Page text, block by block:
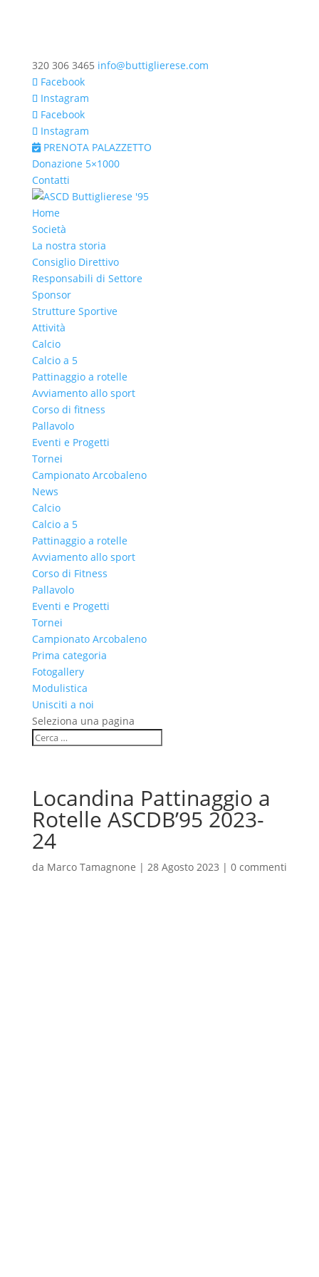
320 306 3465 info@buttiglierese.com
Facebook
Instagram
Facebook
Instagram
PRENOTA PALAZZETTO
Donazione 5×1000
Contatti
Home
Società
La nostra storia
Consiglio Direttivo
Responsabili di Settore
Sponsor
Strutture Sportive
Attività
Calcio
Calcio a 5
Pattinaggio a rotelle
Avviamento allo sport
Corso di fitness
Pallavolo
Eventi e Progetti
Tornei
Campionato Arcobaleno
News
Calcio
Calcio a 5
Pattinaggio a rotelle
Avviamento allo sport
Corso di Fitness
Pallavolo
Eventi e Progetti
Tornei
Campionato Arcobaleno
Prima categoria
Fotogallery
Modulistica
Unisciti a noi
Seleziona una pagina
Locandina Pattinaggio a
Rotelle ASCDB’95 2023-
24
da Marco Tamagnone | 28 Agosto 2023 | 0 commenti